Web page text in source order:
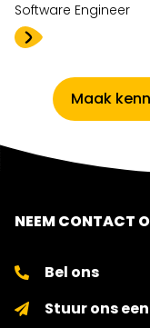
Software Engineer
Maak
NEEM CONTACT
Bel ons
Stuur ons